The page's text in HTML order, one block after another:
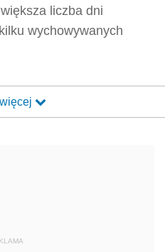
liczba dni
wychowywanych